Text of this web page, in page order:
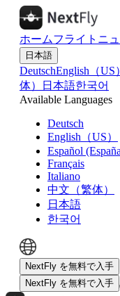
ホームフライト ニ
日本語
DeutschEnglish（US）
体）
日本語한국어
Available Languages
Deutsch
English（US）
Español
Français
Italiano
中文（繁体）
日本語
한국어
NextFly を無料で入手
NextFly を無料で入手